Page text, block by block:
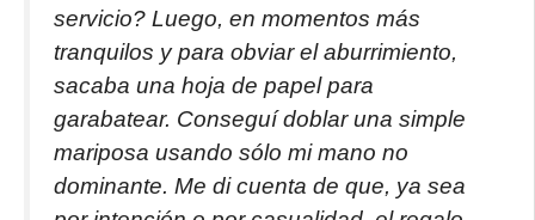
servicio? Luego, en momentos más
tranquilos y para obviar el aburrimiento,
sacaba una hoja de papel para
garabatear. Conseguí doblar una simple
mariposa usando sólo mi mano no
dominante. Me di cuenta de que, ya sea